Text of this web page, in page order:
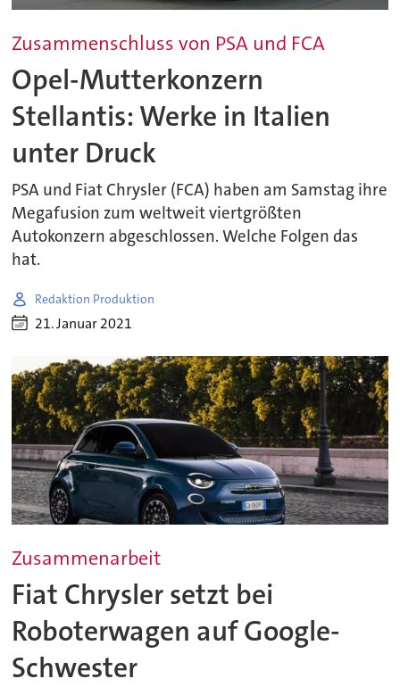
Zusammenschluss von PSA und FCA
Opel-Mutterkonzern
Stellantis: Werke in Italien
unter Druck
PSA und Fiat Chrysler (FCA) haben am Samstag ihre
Megafusion zum weltweit viertgrößten
Autokonzern abgeschlossen. Welche Folgen das
hat.
Redaktion Produktion
21. Januar 2021
Zusammenarbeit
Fiat Chrysler setzt bei
Roboterwagen auf Google-
Schwester